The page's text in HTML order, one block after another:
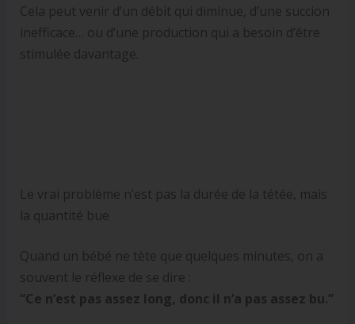
Cela peut venir d’un débit qui diminue, d’une succion
inefficace… ou d’une production qui a besoin d’être
stimulée davantage.
Le vrai problème n’est pas la durée de la tétée, mais
la quantité bue
Quand un bébé ne tète que quelques minutes, on a
souvent le réflexe de se dire :
“Ce n’est pas assez long, donc il n’a pas assez bu.”